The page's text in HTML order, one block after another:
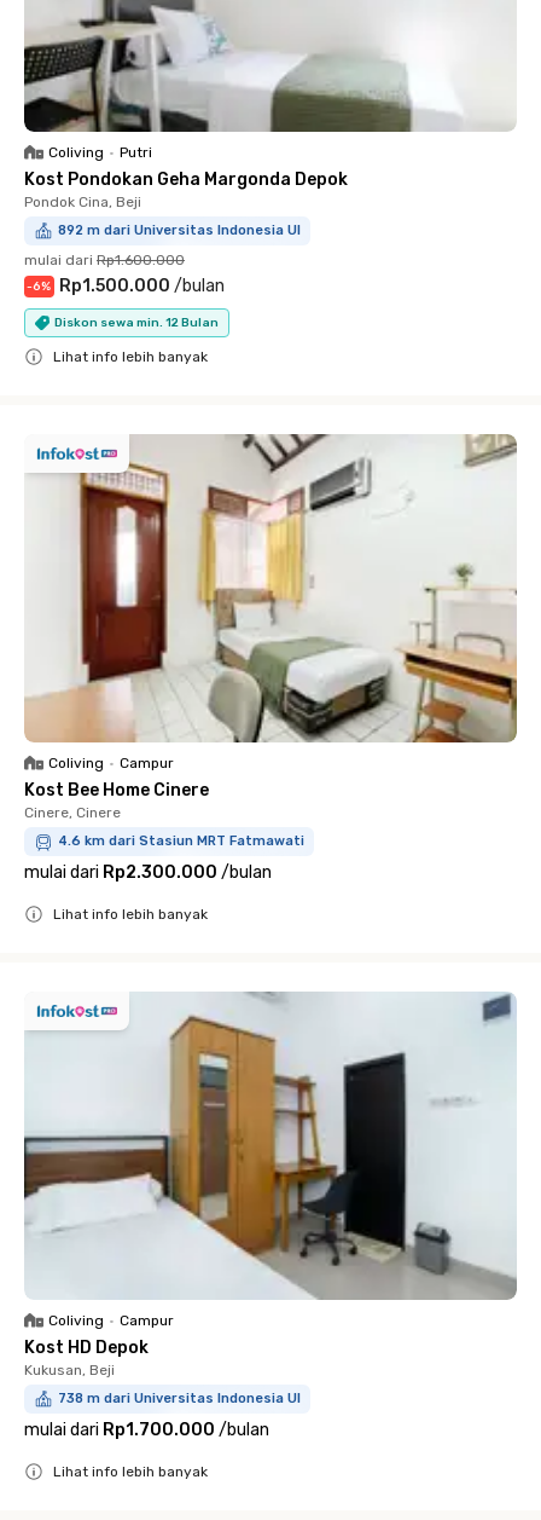
Coliving • Putri
Kost Pondokan Geha Margonda Depok
Pondok Cina, Beji
892 m dari Universitas Indonesia UI
mulai dari Rp1.600.000
-6% Rp1.500.000 /bulan
Diskon sewa min. 12 Bulan
Lihat info lebih banyak
Coliving • Campur
Kost Bee Home Cinere
Cinere, Cinere
4.6 km dari Stasiun MRT Fatmawati
mulai dari Rp2.300.000 /bulan
Lihat info lebih banyak
Coliving • Campur
Kost HD Depok
Kukusan, Beji
738 m dari Universitas Indonesia UI
mulai dari Rp1.700.000 /bulan
Lihat info lebih banyak